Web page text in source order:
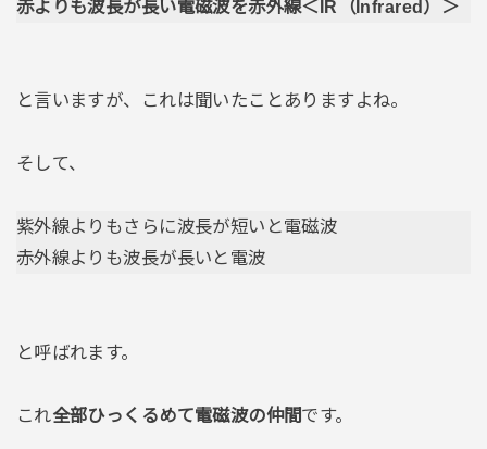
赤よりも波長が長い電磁波を赤外線＜IR（Infrared）＞
と言いますが、これは聞いたことありますよね。
そして、
紫外線よりもさらに波長が短いと電磁波
赤外線よりも波長が長いと電波
と呼ばれます。
これ全部ひっくるめて電磁波の仲間です。